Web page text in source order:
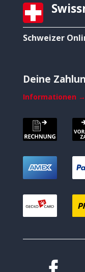
Schweizer
Deine
Informationen →